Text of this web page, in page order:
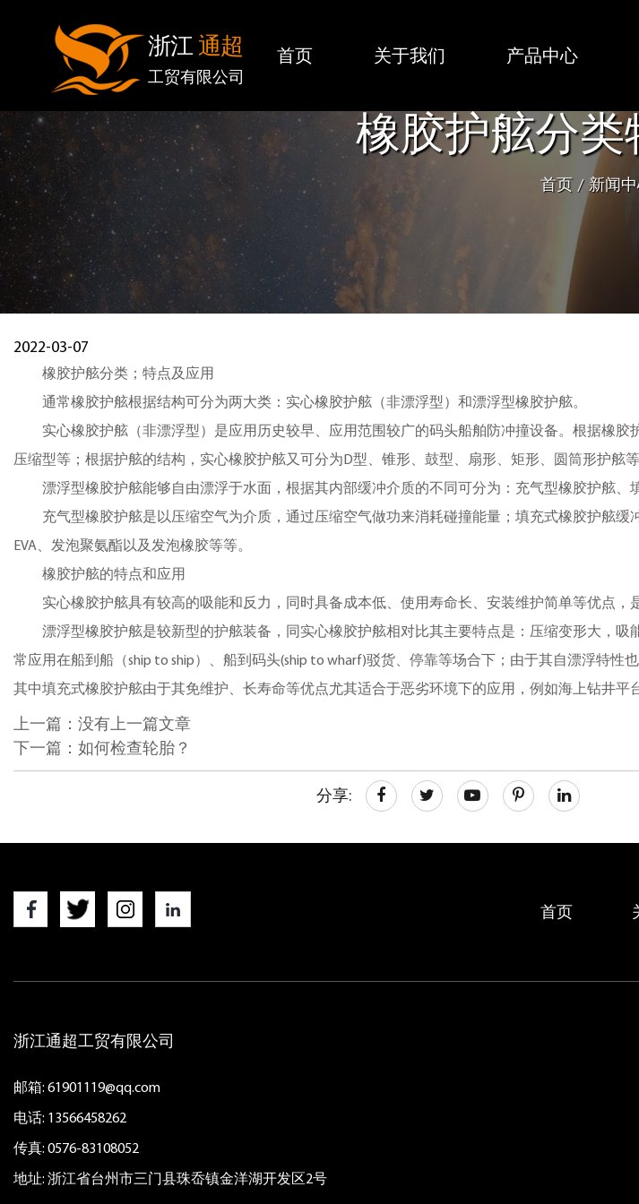
浙江 通超
工贸有限公司
首页 关于我们 产品中心
橡胶护舷分类
首页 / 新闻
2022-03-07
橡胶护舷分类；特点及应用
通常橡胶护舷根据结构可分为两大类：实心橡胶护舷（非漂浮型）和漂浮型橡胶护舷。
实心橡胶护舷（非漂浮型）是应用历史较早、应用范围较广的码头船舶防冲撞设备。根据橡胶
压缩型等；根据护舷的结构，实心橡胶护舷又可分为D型、锥形、鼓型、扇形、矩形、圆筒形护舷等
漂浮型橡胶护舷能够自由漂浮于水面，根据其内部缓冲介质的不同可分为：充气型橡胶护舷、
充气型橡胶护舷是以压缩空气为介质，通过压缩空气做功来消耗碰撞能量；填充式橡胶护舷缓
EVA、发泡聚氨酯以及发泡橡胶等等。
橡胶护舷的特点和应用
实心橡胶护舷具有较高的吸能和反力，同时具备成本低、使用寿命长、安装维护简单等优点，
漂浮型橡胶护舷是较新型的护舷装备，同实心橡胶护舷相对比其主要特点是：压缩变形大，吸
常应用在船到船（ship to ship）、船到码头(ship to wharf)驳货、停靠等场合下；由于其自漂浮特性
其中填充式橡胶护舷由于其免维护、长寿命等优点尤其适合于恶劣环境下的应用，例如海上钻井平
上一篇：没有上一篇文章
下一篇：如何检查轮胎？
分享:
首页
浙江通超工贸有限公司
邮箱: 61901119@qq.com
电话: 13566458262
传真: 0576-83108052
地址: 浙江省台州市三门县珠岙镇金洋湖开发区2号